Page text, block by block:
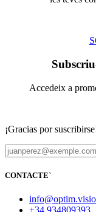
Accedeix a
¡Gracias por
CONTACTE`